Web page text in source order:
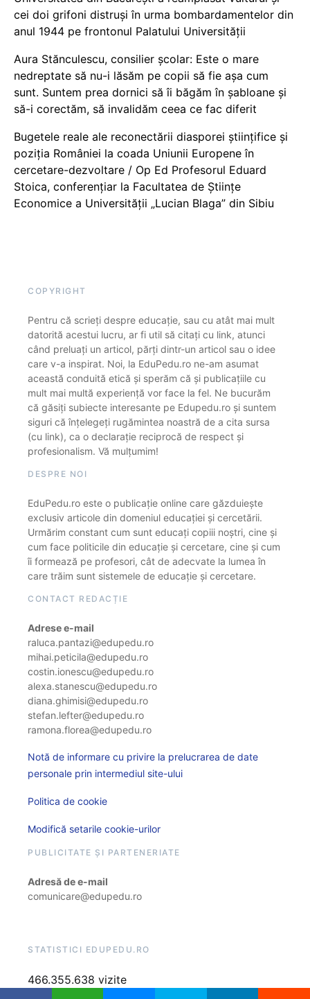
cei doi grifoni distruși în urma bombardamentelor din
anul 1944 pe frontonul Palatului Universității
Aura Stănculescu, consilier școlar: Este o mare
nedreptate să nu-i lăsăm pe copii să fie așa cum
sunt. Suntem prea dornici să îi băgăm în șabloane și
să-i corectăm, să invalidăm ceea ce fac diferit
Bugetele reale ale reconectării diasporei științifice și
poziția României la coada Uniunii Europene în
cercetare-dezvoltare / Op Ed Profesorul Eduard
Stoica, conferențiar la Facultatea de Științe
Economice a Universității „Lucian Blaga” din Sibiu
COPYRIGHT
Pentru că scrieți despre educație, sau cu atât mai mult
datorită acestui lucru, ar fi util să citați cu link, atunci
când preluați un articol, părți dintr-un articol sau o idee
care v-a inspirat. Noi, la EduPedu.ro ne-am asumat
această conduită etică și sperăm că și publicațiile cu
mult mai multă experiență vor face la fel. Ne bucurăm
că găsiți subiecte interesante pe Edupedu.ro și suntem
siguri că înțelegeți rugămintea noastră de a cita sursa
(cu link), ca o declarație reciprocă de respect și
profesionalism. Vă mulțumim!
DESPRE NOI
EduPedu.ro este o publicație online care găzduiește
exclusiv articole din domeniul educației și cercetării.
Urmărim constant cum sunt educați copiii noștri, cine și
cum face politicile din educație și cercetare, cine și cum
îi formează pe profesori, cât de adecvate la lumea în
care trăim sunt sistemele de educație și cercetare.
CONTACT REDACȚIE
Adrese e-mail
raluca.pantazi@edupedu.ro
mihai.peticila@edupedu.ro
costin.ionescu@edupedu.ro
alexa.stanescu@edupedu.ro
diana.ghimisi@edupedu.ro
stefan.lefter@edupedu.ro
ramona.florea@edupedu.ro
Notă de informare cu privire la prelucrarea de date
personale prin intermediul site-ului
Politica de cookie
Modifică setarile cookie-urilor
PUBLICITATE ȘI PARTENERIATE
Adresă de e-mail
comunicare@edupedu.ro
STATISTICI EDUPEDU.RO
466.355.638 vizite